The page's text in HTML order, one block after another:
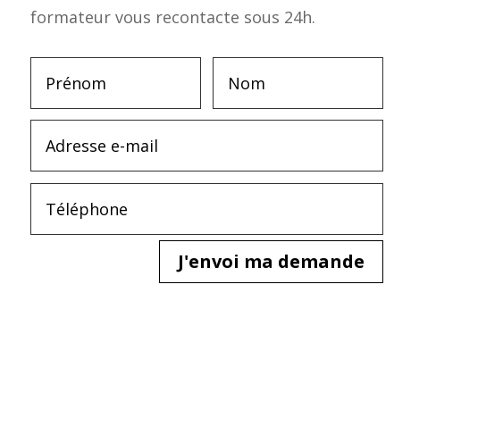
formateur vous recontacte sous 24h.
J'envoi ma demande